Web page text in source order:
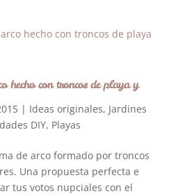
hecho con troncos de playa y
| Ideas originales, Jardines
DIY, Playas
de arco formado por troncos
Una propuesta perfecta e
tus votos nupciales con el